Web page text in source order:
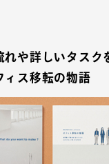
れや詳しいタスク
ィス移転の物語